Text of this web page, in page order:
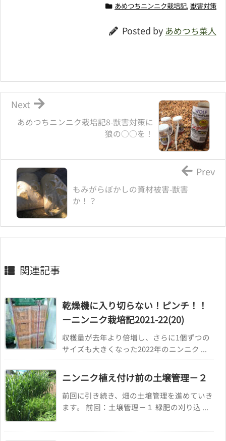
あめつちニンニク栽培記, 獣害対策
Posted by あめつち菜人
あめつちニンニク栽培記8-獣害対策に
狼の○○を！
Next
もみがらぼかしの資材被害-獣害
か！？
Prev
関連記事
乾燥機に入り切らない！ピンチ！！
ーニンニク栽培記2021-22(20)
収穫量が去年より倍増し、さらに1個ずつの
サイズも大きくなった2022年のニンニク ...
ニンニク植え付け前の土壌管理－２
前回に引き続き、畑の土壌管理を進めていき
ます。 前回：土壌管理－１ 緑肥の刈り込 ...